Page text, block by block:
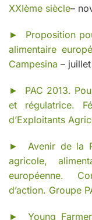
XXIème siècle–
► Proposition
alimentaire
Campesina –
► PAC 2013.
et régulatrice.
d’Exploitants
►
Avenir de la
agricole,
européenne.
d’action. Groupe
►Young